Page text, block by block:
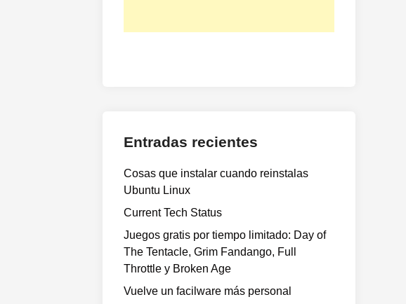
Entradas recientes
Cosas que instalar cuando reinstalas
Ubuntu Linux
Current Tech Status
Juegos gratis por tiempo limitado: Day of
The Tentacle, Grim Fandango, Full
Throttle y Broken Age
Vuelve un facilware más personal